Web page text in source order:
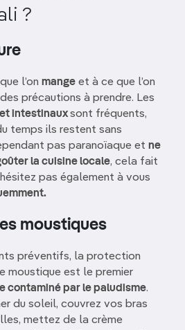
?
l’on mange et à ce que l’on
précautions à prendre. Les
intestinauxsont fréquents,
temps ils restent sans
pas paranoïaque et ne
la cuisine locale, cela fait
pas également à vous
moustiques
préventifs, la protection
moustique est le premier
contaminé par le paludisme.
du soleil, couvrez vos bras
mettez de la crème